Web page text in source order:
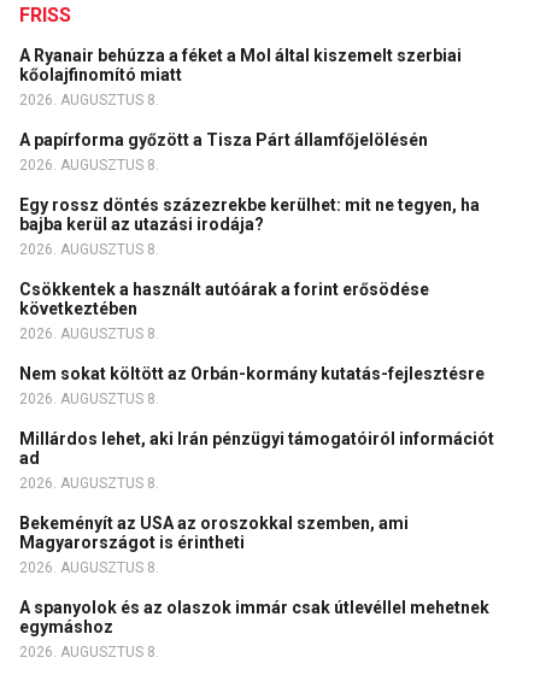
FRISS
A Ryanair behúzza a féket a Mol által kiszemelt szerbiai
kőolajfinomító miatt
2026. AUGUSZTUS 8.
A papírforma győzött a Tisza Párt államfőjelölésén
2026. AUGUSZTUS 8.
Egy rossz döntés százezrekbe kerülhet: mit ne tegyen, ha
bajba kerül az utazási irodája?
2026. AUGUSZTUS 8.
Csökkentek a használt autóárak a forint erősödése
következtében
2026. AUGUSZTUS 8.
Nem sokat költött az Orbán-kormány kutatás-fejlesztésre
2026. AUGUSZTUS 8.
Millárdos lehet, aki Irán pénzügyi támogatóiról információt
ad
2026. AUGUSZTUS 8.
Bekeményít az USA az oroszokkal szemben, ami
Magyarországot is érintheti
2026. AUGUSZTUS 8.
A spanyolok és az olaszok immár csak útlevéllel mehetnek
egymáshoz
2026. AUGUSZTUS 8.